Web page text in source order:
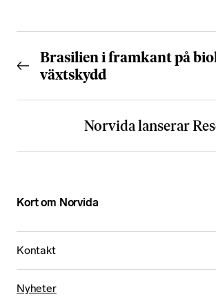
Brasilien i framkant på
växtskydd
Norvida lanserar
Kort om Norvida
Kontakt
Nyheter